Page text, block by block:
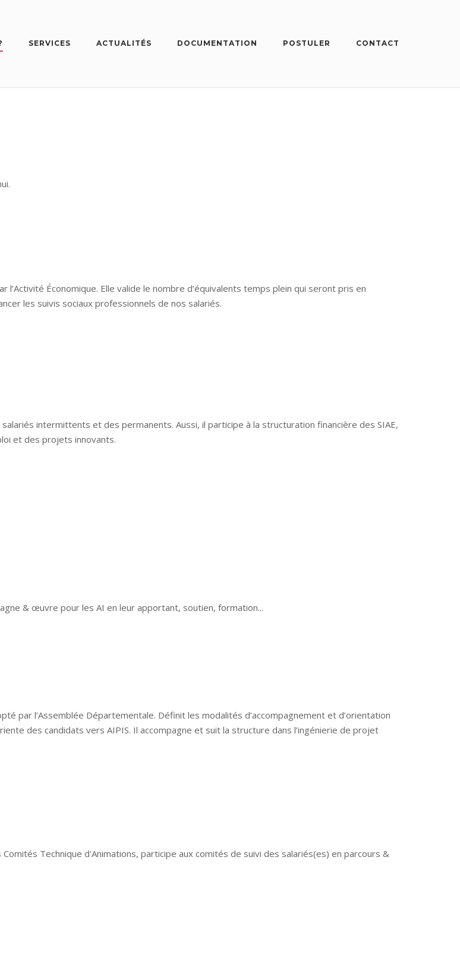
SERVICES ACTUALITÉS DOCUMENTATION POSTULER CONTACT
Économique. Elle valide le nombre d’équivalents temps plein qui seront pris en
les suivis sociaux professionnels de nos salariés.
intermittents et des permanents. Aussi, il participe à la structuration financière des SIAE,
et des projets innovants.
& œuvre pour les AI en leur apportant, soutien, formation...
par l’Assemblée Départementale. Définit les modalités d’accompagnement et d’orientation
des candidats vers AIPIS. Il accompagne et suit la structure dans l’ingénierie de projet
Technique d'Animations, participe aux comités de suivi des salariés(es) en parcours &